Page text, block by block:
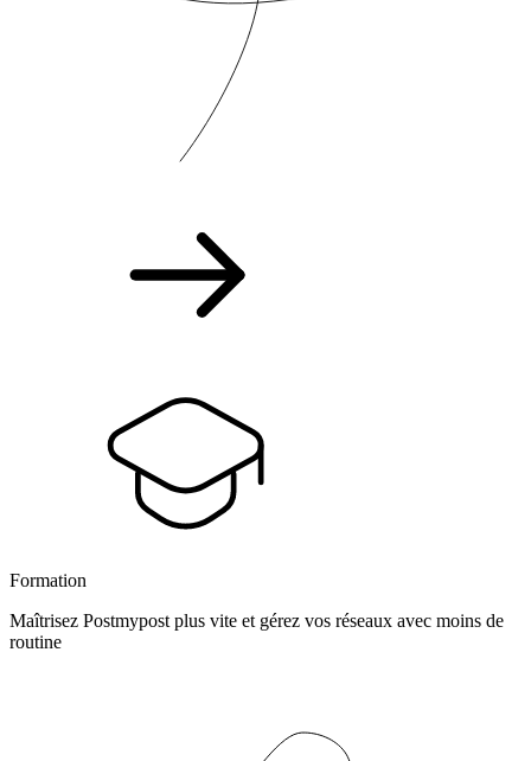
Formation
Maîtrisez Postmypost plus vite et gérez vos réseaux avec moins de
routine